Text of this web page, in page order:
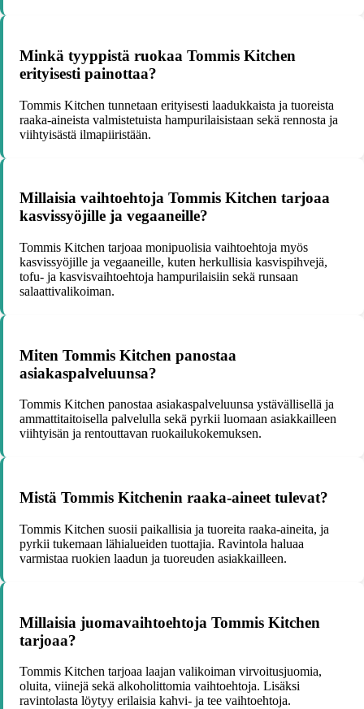
Minkä tyyppistä ruokaa Tommis Kitchen
erityisesti painottaa?
Tommis Kitchen tunnetaan erityisesti laadukkaista ja tuoreista
raaka-aineista valmistetuista hampurilaisistaan sekä rennosta ja
viihtyisästä ilmapiiristään.
Millaisia vaihtoehtoja Tommis Kitchen tarjoaa
kasvissyöjille ja vegaaneille?
Tommis Kitchen tarjoaa monipuolisia vaihtoehtoja myös
kasvissyöjille ja vegaaneille, kuten herkullisia kasvispihvejä,
tofu- ja kasvisvaihtoehtoja hampurilaisiin sekä runsaan
salaattivalikoiman.
Miten Tommis Kitchen panostaa
asiakaspalveluunsa?
Tommis Kitchen panostaa asiakaspalveluunsa ystävällisellä ja
ammattitaitoisella palvelulla sekä pyrkii luomaan asiakkailleen
viihtyisän ja rentouttavan ruokailukokemuksen.
Mistä Tommis Kitchenin raaka-aineet tulevat?
Tommis Kitchen suosii paikallisia ja tuoreita raaka-aineita, ja
pyrkii tukemaan lähialueiden tuottajia. Ravintola haluaa
varmistaa ruokien laadun ja tuoreuden asiakkailleen.
Millaisia juomavaihtoehtoja Tommis Kitchen
tarjoaa?
Tommis Kitchen tarjoaa laajan valikoiman virvoitusjuomia,
oluita, viinejä sekä alkoholittomia vaihtoehtoja. Lisäksi
ravintolasta löytyy erilaisia kahvi- ja tee vaihtoehtoja.